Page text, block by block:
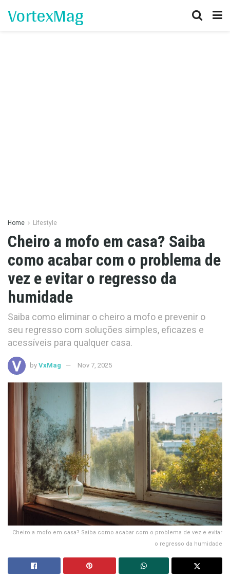
VortexMag
Home Lifestyle
Cheiro a mofo em casa? Saiba
como acabar com o problema de
vez e evitar o regresso da
humidade
Saiba como eliminar o cheiro a mofo e prevenir o
seu regresso com soluções simples, eficazes e
acessíveis para qualquer casa.
by VxMag Nov 7, 2025
Cheiro a mofo em casa? Saiba como acabar com o problema de vez e evitar
o regresso da humidade